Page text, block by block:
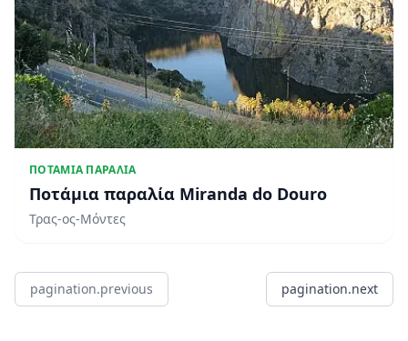
ΠΟΤΆΜΙΑ ΠΑΡΑΛΊΑ
Ποτάμια παραλία Miranda do Douro
Τρας-ος-Μόντες
pagination.previous pagination.next